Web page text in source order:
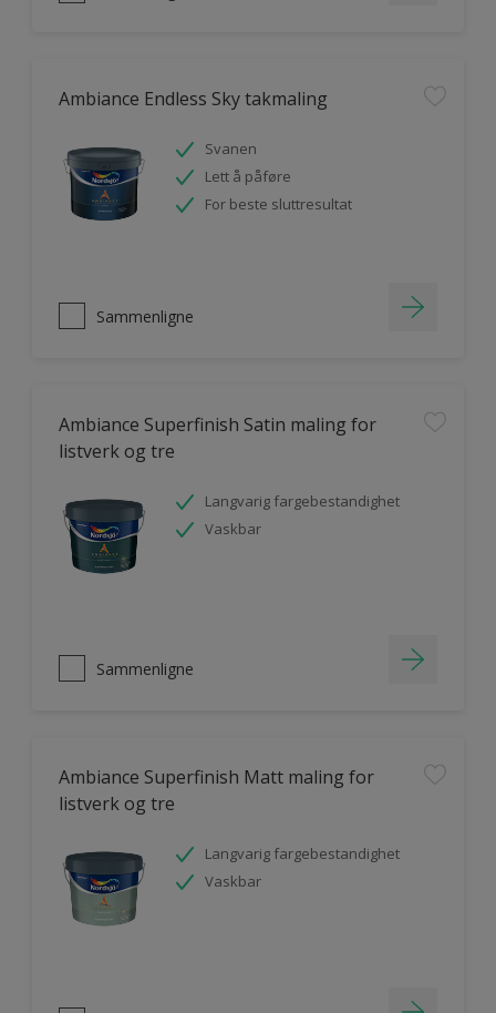
Ambiance Endless Sky takmaling
Svanen
Lett å påføre
For beste sluttresultat
Sammenligne
Ambiance Superfinish Satin maling for
listverk og tre
Langvarig fargebestandighet
Vaskbar
Sammenligne
Ambiance Superfinish Matt maling for
listverk og tre
Langvarig fargebestandighet
Vaskbar